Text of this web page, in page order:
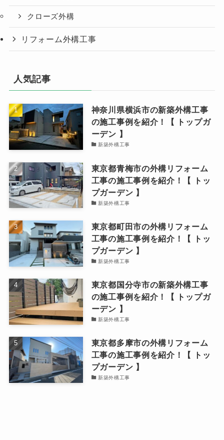
クローズ外構
リフォーム外構工事
人気記事
神奈川県横浜市の新築外構工事
の施工事例を紹介！【 トップガ
ーデン 】
新築外構工事
東京都青梅市の外構リフォーム
工事の施工事例を紹介！【 トッ
プガーデン 】
新築外構工事
東京都町田市の外構リフォーム
工事の施工事例を紹介！【 トッ
プガーデン 】
新築外構工事
東京都国分寺市の新築外構工事
の施工事例を紹介！【 トップガ
ーデン 】
新築外構工事
東京都多摩市の外構リフォーム
工事の施工事例を紹介！【 トッ
プガーデン 】
新築外構工事